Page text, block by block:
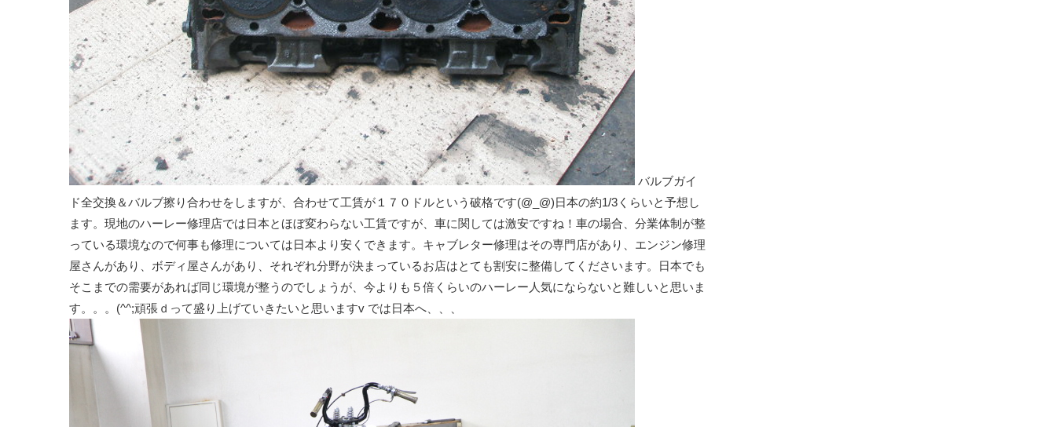
バルブガイ
ド全交換＆バルブ擦り合わせをしますが、合わせて工賃が１７０ドルという破格です(@_@)日本の約1/3くらいと予想し
ます。現地のハーレー修理店では日本とほぼ変わらない工賃ですが、車に関しては激安ですね！車の場合、分業体制が整
っている環境なので何事も修理については日本より安くできます。キャブレター修理はその専門店があり、エンジン修理
屋さんがあり、ボディ屋さんがあり、それぞれ分野が決まっているお店はとても割安に整備してくださいます。日本でも
そこまでの需要があれば同じ環境が整うのでしょうが、今よりも５倍くらいのハーレー人気にならないと難しいと思いま
す。。。(^^;頑張ｄって盛り上げていきたいと思いますv では日本へ、、、